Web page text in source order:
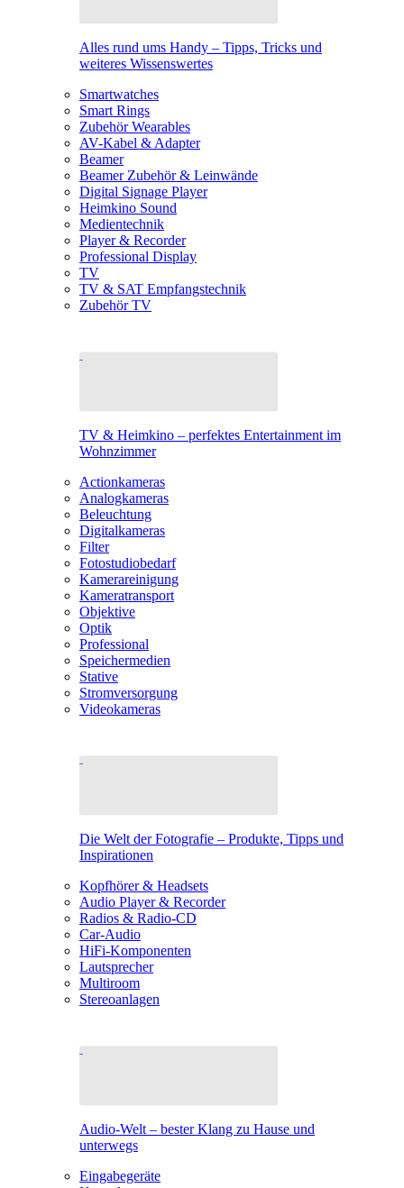
Alles rund ums Handy – Tipps, Tricks und
weiteres Wissenswertes
Smartwatches
Smart Rings
Zubehör Wearables
AV-Kabel & Adapter
Beamer
Beamer Zubehör & Leinwände
Digital Signage Player
Heimkino Sound
Medientechnik
Player & Recorder
Professional Display
TV
TV & SAT Empfangstechnik
Zubehör TV
TV & Heimkino – perfektes Entertainment im
Wohnzimmer
Actionkameras
Analogkameras
Beleuchtung
Digitalkameras
Filter
Fotostudiobedarf
Kamerareinigung
Kameratransport
Objektive
Optik
Professional
Speichermedien
Stative
Stromversorgung
Videokameras
Die Welt der Fotografie – Produkte, Tipps und
Inspirationen
Kopfhörer & Headsets
Audio Player & Recorder
Radios & Radio-CD
Car-Audio
HiFi-Komponenten
Lautsprecher
Multiroom
Stereoanlagen
Audio-Welt – bester Klang zu Hause und
unterwegs
Eingabegeräte